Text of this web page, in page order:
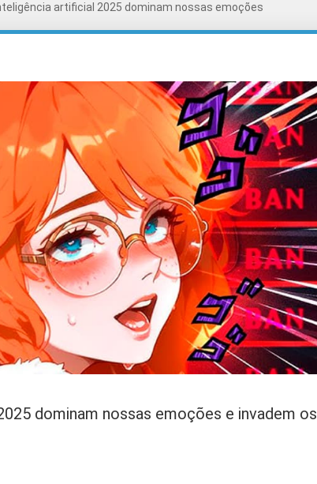
artificial 2025 dominam nossas emoções
dominam nossas emoções e invadem os